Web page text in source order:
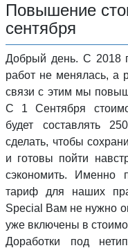
Повышение
сентября
Добрый день. С 2018
работ не менялась, а
связи с этим мы
С 1 Сентября
будет составлять
сделать, чтобы
и готовы пойти
сэкономить. Именно
тариф для наших
Special Вам не нужно
уже включены в
Доработки под